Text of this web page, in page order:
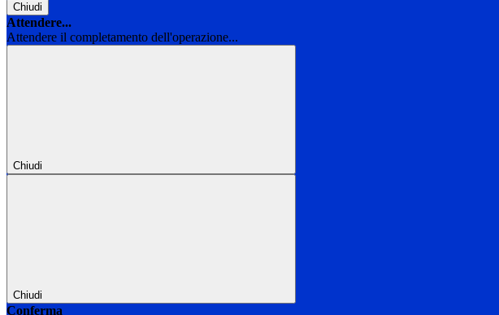
Chiudi
Attendere...
Attendere il completamento dell'operazione...
Chiudi
Chiudi
Conferma